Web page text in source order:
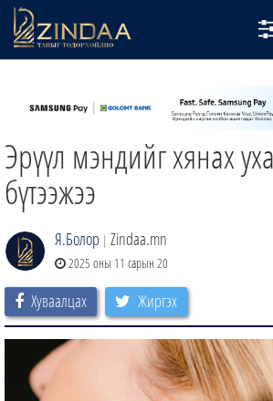
ТВ8
ӨГЛӨӨНИЙ СОНИН
АУДИО ЗОХИОЛ
ЗИНДАА СЭТГҮҮЛ
Эрүүл мэндийг хянах
бүтээжээ
Я.Болор | Zindaa.mn
2025 оны 11 сарын 20
Хуваалцах Жиргэх